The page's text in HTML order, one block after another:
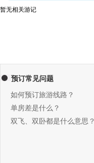
暂无相关游记
预订常见问题
如何预订旅游线路？
单房差是什么？
双飞、双卧都是什么意思？